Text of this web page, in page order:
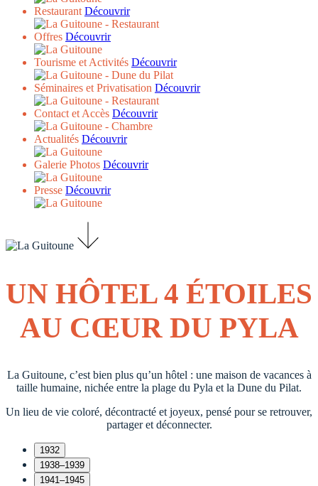
Restaurant Découvrir
Offres Découvrir
Tourisme et Activités Découvrir
Séminaires et Privatisation Découvrir
Contact et Accès Découvrir
Actualités Découvrir
Galerie Photos Découvrir
Presse Découvrir
UN HÔTEL 4 ÉTOILES
AU CŒUR DU PYLA
La Guitoune, c’est bien plus qu’un hôtel : une maison de vacances à
taille humaine, nichée entre la plage du Pyla et la Dune du Pilat.
Un lieu de vie coloré, décontracté et joyeux, pensé pour se retrouver,
partager et déconnecter.
1932
1938–1939
1941–1945